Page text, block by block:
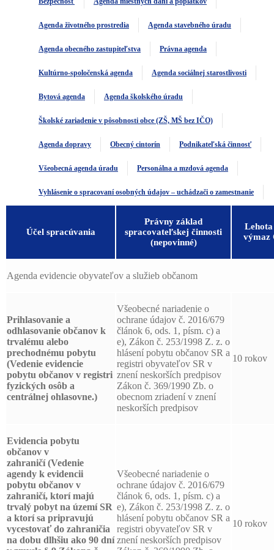
Agenda životného prostredia Agenda stavebného úradu
Agenda obecného zastupiteľstva Právna agenda
Kultúrno-spoločenská agenda Agenda sociálnej starostlivosti
Bytová agenda Agenda školského úradu
Školské zariadenie v pôsobnosti obce (ZŠ, MŠ bez IČO)
Agenda dopravy Obecný cintorín Podnikateľská činnosť
Všeobecná agenda úradu Personálna a mzdová agenda
Vyhlásenie o spracovaní osobných údajov – uchádzači o zamestnanie
Účel spracúvania
Právny základ
spracovateľskej činnosti
(nepovinné)
výmaz
Agenda evidencie obyvateľov a služieb občanom
Prihlasovanie a
odhlasovanie občanov k
trvalému alebo
prechodnému pobytu
(Vedenie evidencie
pobytu občanov v registri
fyzických osôb a
centrálnej ohlasovne.)
Všeobecné nariadenie o
ochrane údajov č. 2016/679
článok 6, ods. 1, písm. c) a
e), Zákon č. 253/1998 Z. z. o
hlásení pobytu občanov SR a
registri obyvateľov SR v
znení neskorších predpisov
Zákon č. 369/1990 Zb. o
obecnom zriadení v znení
neskorších predpisov
10 rokov
Evidencia pobytu
občanov v
zahraničí(Vedenie
agendy k evidencii
pobytu občanov v
zahraničí, ktorí majú
trvalý pobyt na území SR
a ktorí sa pripravujú
vycestovať do zahraničia
na dobu dlhšiu ako 90 dní
Všeobecné nariadenie o
ochrane údajov č. 2016/679
článok 6, ods. 1, písm. c) a
e), Zákon č. 253/1998 Z. z. o
hlásení pobytu občanov SR a
registri obyvateľov SR v
znení neskorších predpisov
10 rokov